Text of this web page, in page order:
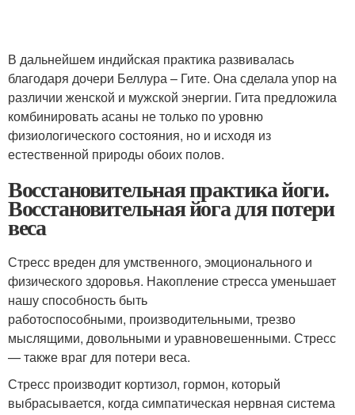
В дальнейшем индийская практика развивалась
благодаря дочери Беллура – Гите. Она сделала упор на
различии женской и мужской энергии. Гита предложила
комбинировать асаны не только по уровню
физиологического состояния, но и исходя из
естественной природы обоих полов.
Восстановительная практика йоги.
Восстановительная йога для потери
веса
Стресс вреден для умственного, эмоционального и
физического здоровья. Накопление стресса уменьшает
нашу способность быть
работоспособными, производительными, трезво
мыслящими, довольными и уравновешенными. Стресс
— также враг для потери веса.
Стресс производит кортизол, гормон, который
выбрасывается, когда симпатическая нервная система